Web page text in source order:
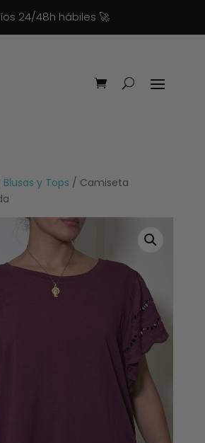
24/48h hábiles 🚀
Blusas y Tops / Camiseta